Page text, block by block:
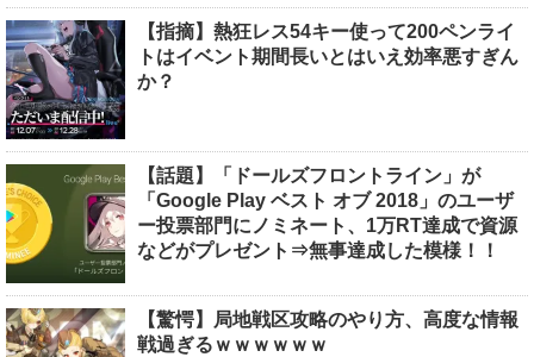
【指摘】熱狂レス54キー使って200ペンライ
トはイベント期間長いとはいえ効率悪すぎん
か？
【話題】「ドールズフロントライン」が
「Google Play ベスト オブ 2018」のユーザ
ー投票部門にノミネート、1万RT達成で資源
などがプレゼント⇒無事達成した模様！！
【驚愕】局地戦区攻略のやり方、高度な情報
戦過ぎるｗｗｗｗｗｗ